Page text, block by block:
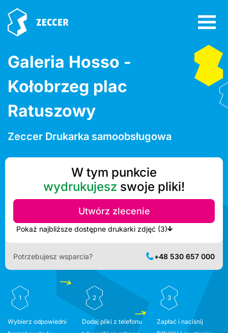
Galeria Hosso -
Kołobrzeg plac
Ratuszowy
Zeccer Drukarka samoobsługowa
W tym punkcie
wydrukujesz swoje pliki!
Utwórz zlecenie
Pokaż najbliższe dostępne drukarki zdjęć (3)
Potrzebujesz wsparcia? +48 530 657 000
1
Wybierz odpowiedni
2
Dodaj pliki z telefonu
3
Zapłać i naciśnij